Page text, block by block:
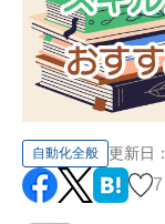
自動化全般 更新日：
7